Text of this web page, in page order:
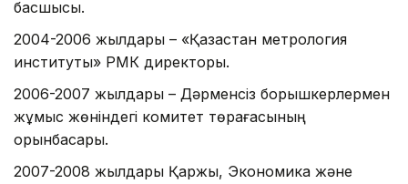
басшысы.
2004-2006 жылдары – «Қазақстан метрология
институты» РМК директоры.
2006-2007 жылдары – Дәрменсіз борышкерлермен
жұмыс жөніндегі комитет төрағасының
орынбасары.
2007-2008 жылдары Қаржы, Экономика және